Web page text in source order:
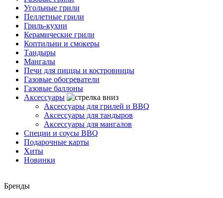
Угольные грили
Пеллетные грили
Гриль-кухни
Керамические грили
Коптильни и смокеры
Тандыры
Мангалы
Печи для пиццы и костровницы
Газовые обогреватели
Газовые баллоны
Аксессуары
Аксессуары для грилей и BBQ
Аксессуары для тандыров
Аксессуары для мангалов
Специи и соусы BBQ
Подарочные карты
Хиты
Новинки
Бренды